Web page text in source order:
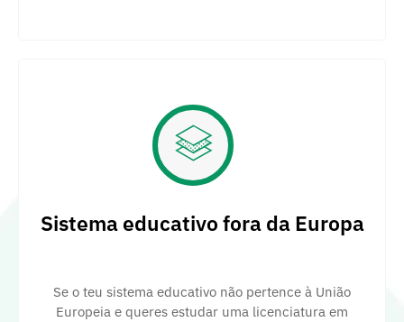
Sistema educativo fora da Europa
Se o teu sistema educativo não pertence à União
Europeia e queres estudar uma licenciatura em